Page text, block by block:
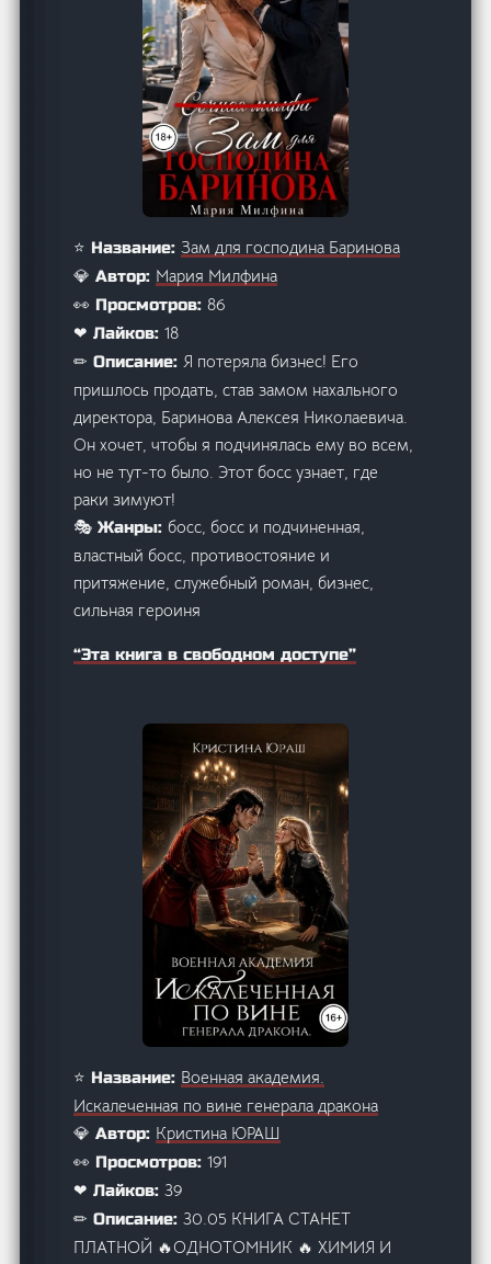
⭐ Название:Зам для господина Баринова
💎 Автор: Мария Милфина
👀 Просмотров:86
❤ Лайков:18
✏ Описание:Я потеряла бизнес! Его
пришлось продать, став замом нахального
директора, Баринова Алексея Николаевича.
Он хочет, чтобы я подчинялась ему во всем,
но не тут-то было. Этот босс узнает, где
раки зимуют!
🎭 Жанры:босс, босс и подчиненная,
властный босс, противостояние и
притяжение, служебный роман, бизнес,
сильная героиня
“Эта книга в свободном доступе”
⭐ Название: Военная академия.
Искалеченная по вине генерала дракона
💎 Автор: Кристина ЮРАШ
👀 Просмотров:191
❤ Лайков:39
✏ Описание:30.05 КНИГА СТАНЕТ
ПЛАТНОЙ 🔥ОДНОТОМНИК 🔥 ХИМИЯ И